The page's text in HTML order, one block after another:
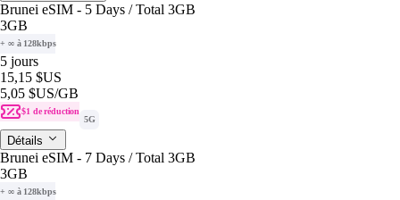
Brunei eSIM - 5 Days / Total 3GB
3GB
+ ∞ à 128kbps
5 jours
15,15 $US
5,05 $US/GB
$1 de réduction
5G
Détails
Brunei eSIM - 7 Days / Total 3GB
3GB
+ ∞ à 128kbps